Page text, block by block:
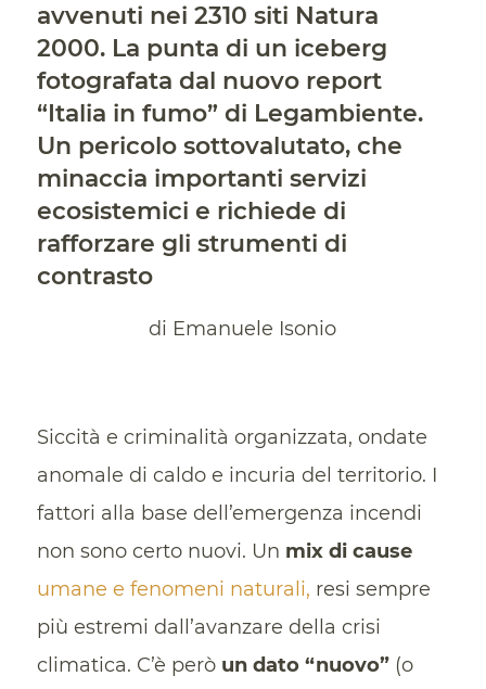
avvenuti nei 2310 siti Natura
2000. La punta di un iceberg
fotografata dal nuovo report
“Italia in fumo” di Legambiente.
Un pericolo sottovalutato, che
minaccia importanti servizi
ecosistemici e richiede di
rafforzare gli strumenti di
contrasto
di Emanuele Isonio
Siccità e criminalità organizzata, ondate
anomale di caldo e incuria del territorio. I
fattori alla base dell’emergenza incendi
non sono certo nuovi. Un mix di cause
umane e fenomeni naturali, resi sempre
più estremi dall’avanzare della crisi
climatica. C’è però un dato “nuovo”(o